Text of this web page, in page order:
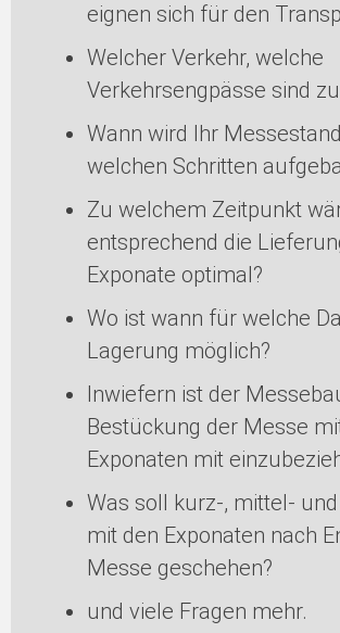
eignen sich für den
Welcher Verkehr, welche
Verkehrsengpässe sind
Wann wird Ihr
welchen Schritten
Zu welchem Zeitpunkt
entsprechend die
Exponate optimal?
Wo ist wann für welche
Lagerung möglich?
Inwiefern ist der
Bestückung der Messe
Exponaten mit
Was soll kurz-, mittel-
mit den Exponaten nach
Messe geschehen?
und viele Fragen mehr.